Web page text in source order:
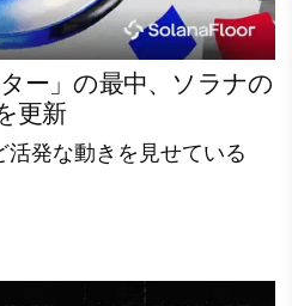
ー」の最中、ソラナの
更新
発な動きを見せている